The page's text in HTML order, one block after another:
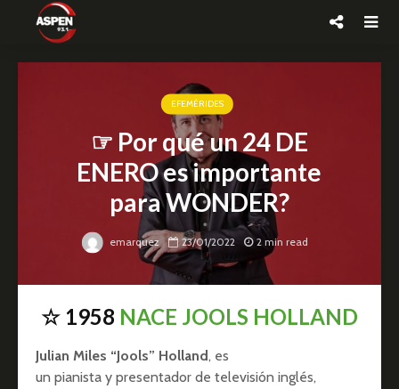
EFEMÉRIDES
☞ Por qué un 24 DE
ENERO es importante
para WONDER?
emarquez 23/01/2022 2 min read
☆ 1958 NACE JOOLS HOLLAND
Julian Miles “Jools” Holland, es
un pianista y presentador de televisión inglés,